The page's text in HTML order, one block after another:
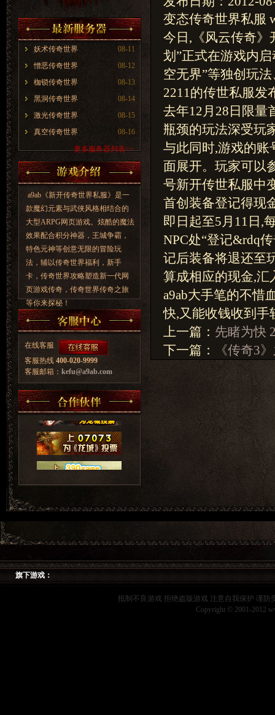
08-11
妖术传奇世界
08-12
憎恶传奇世界
08-13
枷锁传奇世界
08-14
黑洞传奇世界
08-15
激光传奇世界
08-16
真空传奇世界
更多服务器列表>>
a9ab《新开传奇世界私服》是一
款魔幻元素与武侠风格相结合的
大型ARPG网页游戏。炫酷的魔法
效果配合积分神器，王城争霸，
特色元神等创意无限的冒险玩
法，辅以传奇世界福利，新手
卡，传奇世界攻略塑造新一代网
页游戏传奇，传奇世界传奇之旅
等你来探秘！
在线客服
客服热线 400-020-9999
客服邮箱： kefu@a9ab.com
变态传奇世界私服
今日,《风云传奇》
划”正式在游戏内
空无界”等独创玩
2211的传世私服发
去年12月28日限量
瓶颈的玩法深受玩
与此同时,游戏的账
面展开。玩家可以
号新开传世私服中
首创装备登记得现
即日起至5月11日,
NPC处“登记&rdq
记后装备将退还至
算成相应的现金,汇
a9ab大手笔的不惜
快,又能收钱收到手
上一篇： 先睹为快
下一篇：
《传奇3
旗下游戏：
抵制不良游戏 拒绝盗版游戏 注意自我保护 谨
Copyright © 2001-2012